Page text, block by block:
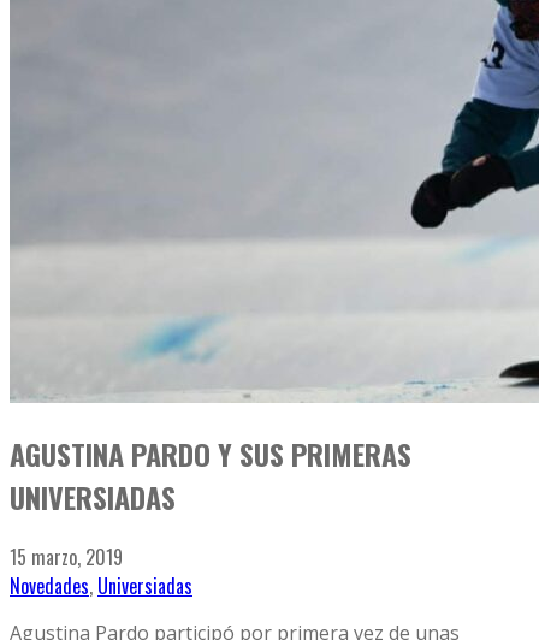
AGUSTINA PARDO Y SUS PRIMERAS
UNIVERSIADAS
15 marzo, 2019
Novedades, Universiadas
Agustina Pardo participó por primera vez de unas